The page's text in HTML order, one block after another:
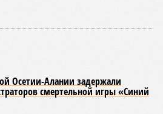
Осетии-Алании задержали
смертельной игры «Синий